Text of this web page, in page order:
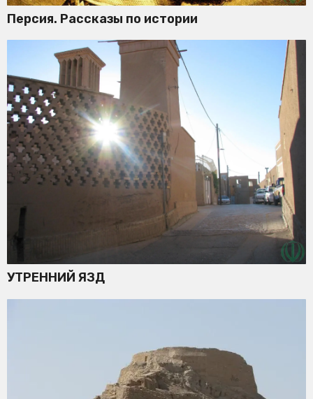
Персия. Рассказы по истории
УТРЕННИЙ ЯЗД